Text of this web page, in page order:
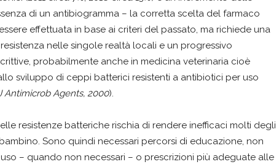
di un antibiogramma – la corretta scelta del farmaco
effettuata in base ai criteri del passato, ma richiede una
nelle singole realtà locali e un progressivo
probabilmente anche in medicina veterinaria cioè
sviluppo di ceppi batterici resistenti a antibiotici per uso
Antimicrob Agents, 2000).
resistenze batteriche rischia di rendere inefficaci molti degli
Sono quindi necessari percorsi di educazione, non
– quando non necessari – o prescrizioni più adeguate alle